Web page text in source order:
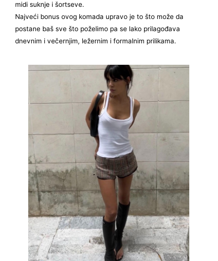
midi suknje i šortseve.
Najveći bonus ovog komada upravo je to što može da
postane baš sve što poželimo pa se lako prilagođava
dnevnim i večernjim, ležernim i formalnim prilikama.